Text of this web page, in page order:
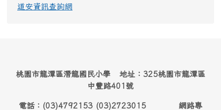
道安資訊查詢網
桃園市龍潭區潛龍國民小學 地址：325桃園市龍潭區
中豐路401號
電話：(03)4792153 (03)2723015 網路專